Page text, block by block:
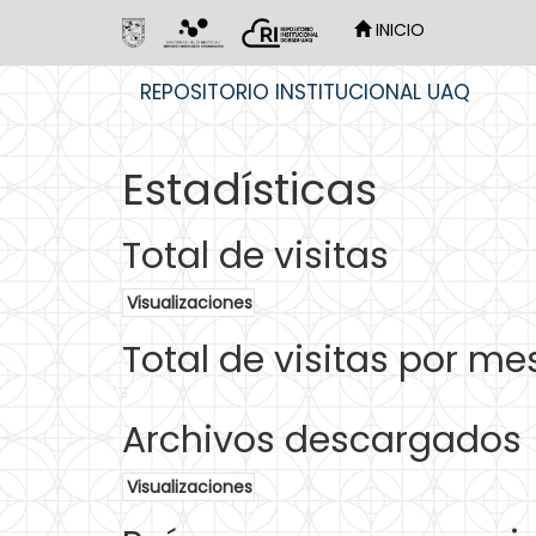
INICIO
REPOSITORIO INSTITUCIONAL UAQ
Estadísticas
Total de visitas
Visualizaciones
Total de visitas por
Archivos descargados
Visualizaciones